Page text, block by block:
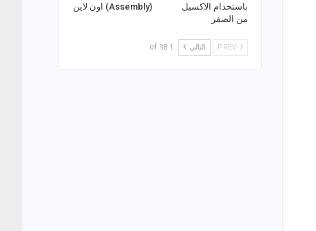
باستخدام الاكسيل
من الصفر
(Assembly) اون لاين
التالي 1 of 98